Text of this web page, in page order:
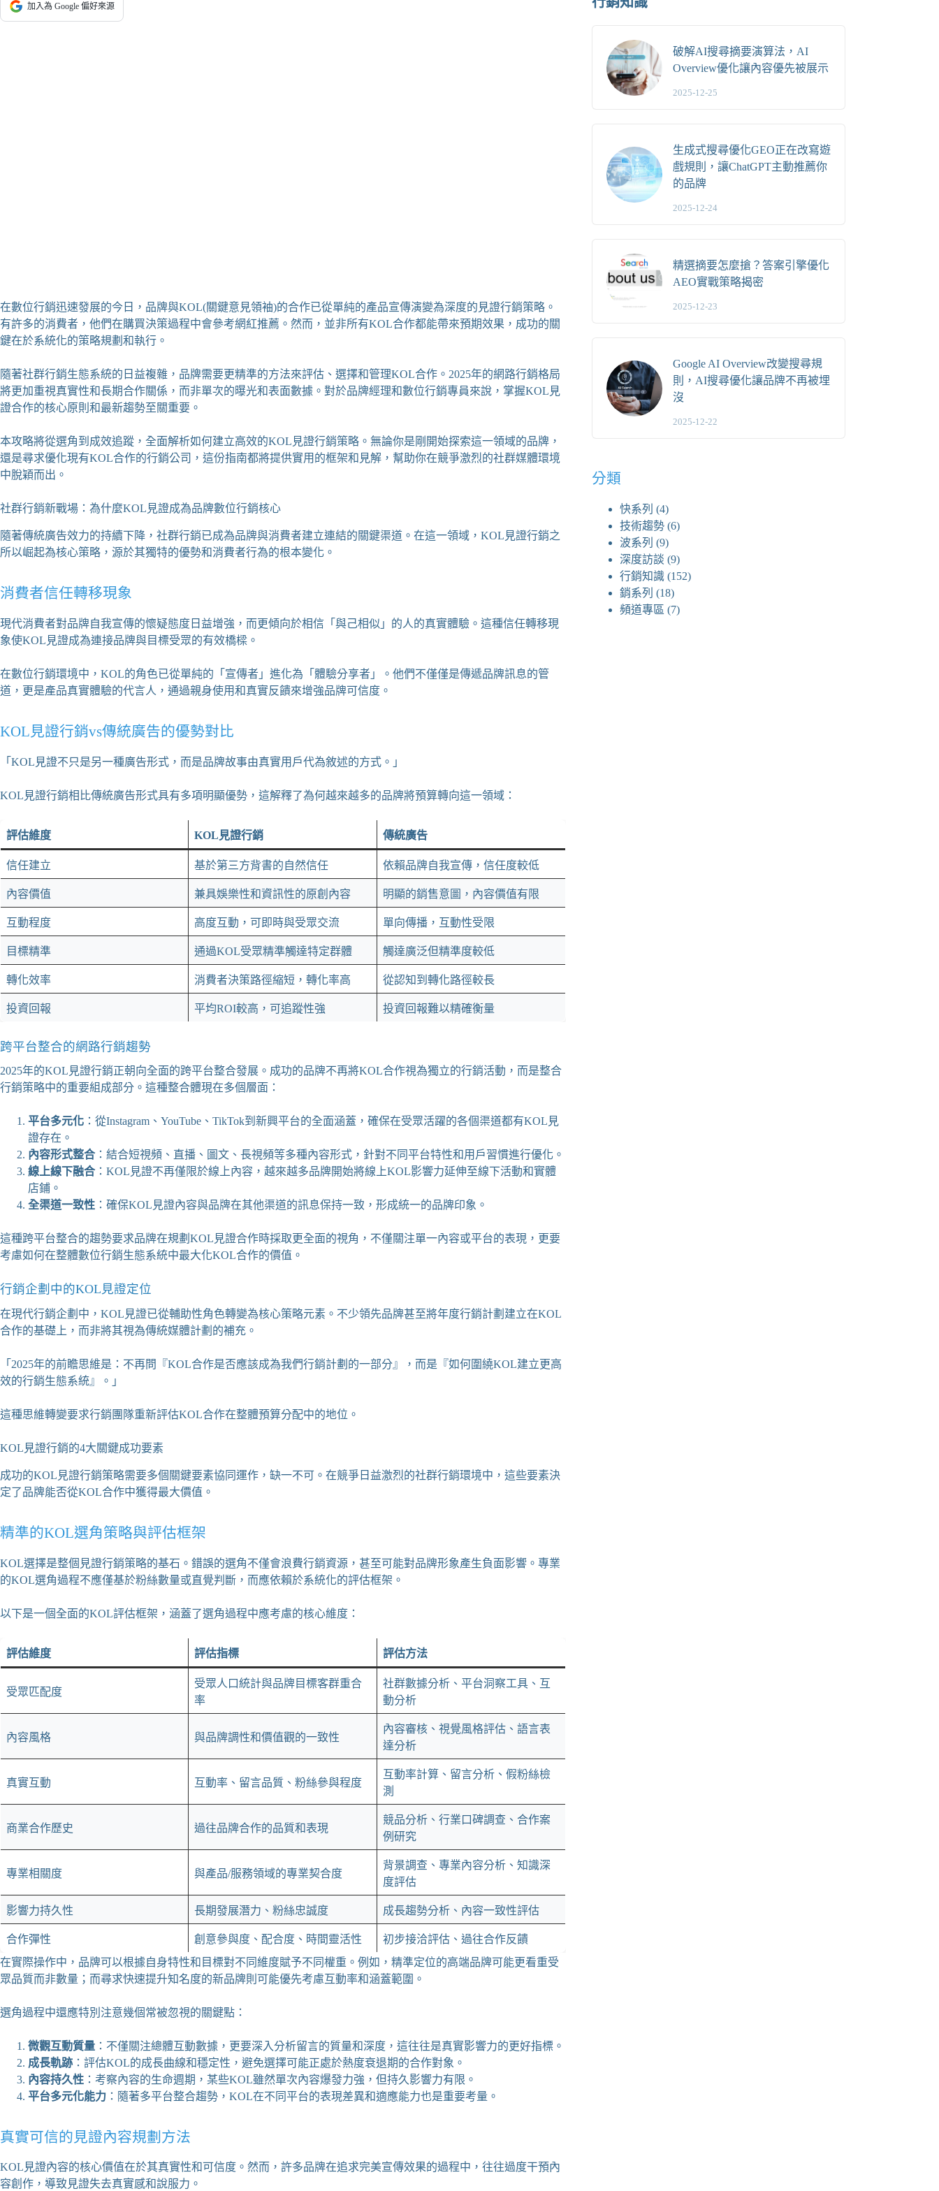
加入為 Google 偏好來源
在數位行銷迅速發展的今日，品牌與KOL(關鍵意見領袖)的合作已從單純的產品宣傳演變為深度的見證行銷策略。
有許多的消費者，他們在購買決策過程中會參考網紅推薦。然而，並非所有KOL合作都能帶來預期效果，成功的關
鍵在於系統化的策略規劃和執行。
隨著社群行銷生態系統的日益複雜，品牌需要更精準的方法來評估、選擇和管理KOL合作。2025年的網路行銷格局
將更加重視真實性和長期合作關係，而非單次的曝光和表面數據。對於品牌經理和數位行銷專員來說，掌握KOL見
證合作的核心原則和最新趨勢至關重要。
本攻略將從選角到成效追蹤，全面解析如何建立高效的KOL見證行銷策略。無論你是剛開始探索這一領域的品牌，
還是尋求優化現有KOL合作的行銷公司，這份指南都將提供實用的框架和見解，幫助你在競爭激烈的社群媒體環境
中脫穎而出。
社群行銷新戰場：為什麼KOL見證成為品牌數位行銷核心
隨著傳統廣告效力的持續下降，社群行銷已成為品牌與消費者建立連結的關鍵渠道。在這一領域，KOL見證行銷之
所以崛起為核心策略，源於其獨特的優勢和消費者行為的根本變化。
消費者信任轉移現象
現代消費者對品牌自我宣傳的懷疑態度日益增強，而更傾向於相信「與己相似」的人的真實體驗。這種信任轉移現
象使KOL見證成為連接品牌與目標受眾的有效橋樑。
在數位行銷環境中，KOL的角色已從單純的「宣傳者」進化為「體驗分享者」。他們不僅僅是傳遞品牌訊息的管
道，更是產品真實體驗的代言人，通過親身使用和真實反饋來增強品牌可信度。
KOL見證行銷vs傳統廣告的優勢對比
「KOL見證不只是另一種廣告形式，而是品牌故事由真實用戶代為敘述的方式。」
KOL見證行銷相比傳統廣告形式具有多項明顯優勢，這解釋了為何越來越多的品牌將預算轉向這一領域：
評估維度 KOL 見證行銷 傳統廣告
信任建立 基於第三方背書的自然信任 依賴品牌自我宣傳，信任度較低
內容價值 兼具娛樂性和資訊性的原創內容 明顯的銷售意圖，內容價值有限
互動程度 高度互動，可即時與受眾交流 單向傳播，互動性受限
目標精準 通過KOL受眾精準觸達特定群體 觸達廣泛但精準度較低
轉化效率 消費者決策路徑縮短，轉化率高 從認知到轉化路徑較長
投資回報 平均ROI較高，可追蹤性強 投資回報難以精確衡量
跨平台整合的網路行銷趨勢
2025年的KOL見證行銷正朝向全面的跨平台整合發展。成功的品牌不再將KOL合作視為獨立的行銷活動，而是整合
行銷策略中的重要組成部分。這種整合體現在多個層面：
平台多元化 ：從Instagram、YouTube、TikTok到新興平台的全面涵蓋，確保在受眾活躍的各個渠道都有KOL見
證存在。
內容形式整合 ：結合短視頻、直播、圖文、長視頻等多種內容形式，針對不同平台特性和用戶習慣進行優化。
線上線下融合 ：KOL見證不再僅限於線上內容，越來越多品牌開始將線上KOL影響力延伸至線下活動和實體
店鋪。
全渠道一致性 ：確保KOL見證內容與品牌在其他渠道的訊息保持一致，形成統一的品牌印象。
這種跨平台整合的趨勢要求品牌在規劃KOL見證合作時採取更全面的視角，不僅關注單一內容或平台的表現，更要
考慮如何在整體數位行銷生態系統中最大化KOL合作的價值。
行銷企劃中的KOL見證定位
在現代行銷企劃中，KOL見證已從輔助性角色轉變為核心策略元素。不少領先品牌甚至將年度行銷計劃建立在KOL
合作的基礎上，而非將其視為傳統媒體計劃的補充。
「2025年的前瞻思維是：不再問『KOL合作是否應該成為我們行銷計劃的一部分』，而是『如何圍繞KOL建立更高
效的行銷生態系統』。」
這種思維轉變要求行銷團隊重新評估KOL合作在整體預算分配中的地位。
KOL見證行銷的4大關鍵成功要素
成功的KOL見證行銷策略需要多個關鍵要素協同運作，缺一不可。在競爭日益激烈的社群行銷環境中，這些要素決
定了品牌能否從KOL合作中獲得最大價值。
精準的KOL選角策略與評估框架
KOL選擇是整個見證行銷策略的基石。錯誤的選角不僅會浪費行銷資源，甚至可能對品牌形象產生負面影響。專業
的KOL選角過程不應僅基於粉絲數量或直覺判斷，而應依賴於系統化的評估框架。
以下是一個全面的KOL評估框架，涵蓋了選角過程中應考慮的核心維度：
評估維度 評估指標 評估方法
受眾匹配度
受眾人口統計與品牌目標客群重合
率
社群數據分析、平台洞察工具、互
動分析
內容風格 與品牌調性和價值觀的一致性
內容審核、視覺風格評估、語言表
達分析
真實互動 互動率、留言品質、粉絲參與程度
互動率計算、留言分析、假粉絲檢
測
商業合作歷史 過往品牌合作的品質和表現
競品分析、行業口碑調查、合作案
例研究
專業相關度 與產品/服務領域的專業契合度
背景調查、專業內容分析、知識深
度評估
影響力持久性 長期發展潛力、粉絲忠誠度 成長趨勢分析、內容一致性評估
合作彈性 創意參與度、配合度、時間靈活性
初步接洽評估、過往合作反饋
在實際操作中，品牌可以根據自身特性和目標對不同維度賦予不同權重。例如，精準定位的高端品牌可能更看重受
眾品質而非數量；而尋求快速提升知名度的新品牌則可能優先考慮互動率和涵蓋範圍。
選角過程中還應特別注意幾個常被忽視的關鍵點：
微觀互動質量 ：不僅關注總體互動數據，更要深入分析留言的質量和深度，這往往是真實影響力的更好指標。
成長軌跡 ：評估KOL的成長曲線和穩定性，避免選擇可能正處於熱度衰退期的合作對象。
內容持久性 ：考察內容的生命週期，某些KOL雖然單次內容爆發力強，但持久影響力有限。
平台多元化能力 ：隨著多平台整合趨勢，KOL在不同平台的表現差異和適應能力也是重要考量。
真實可信的見證內容規劃方法
KOL見證內容的核心價值在於其真實性和可信度。然而，許多品牌在追求完美宣傳效果的過程中，往往過度干預內
容創作，導致見證失去真實感和說服力。
破解AI搜尋摘要演算法，AI
Overview優化讓內容優先被展示
2025-12-25
生成式搜尋優化GEO正在改寫遊
戲規則，讓ChatGPT主動推薦你
的品牌
2025-12-24
精選摘要怎麼搶？答案引擎優化
AEO實戰策略揭密
2025-12-23
Google AI Overview改變搜尋規
則，AI搜尋優化讓品牌不再被埋
沒
2025-12-22
分類
快系列 (4)
技術趨勢(6)
波系列 (9)
深度訪談 (9)
行銷知識(152)
銷系列 (18)
頻道專區 (7)